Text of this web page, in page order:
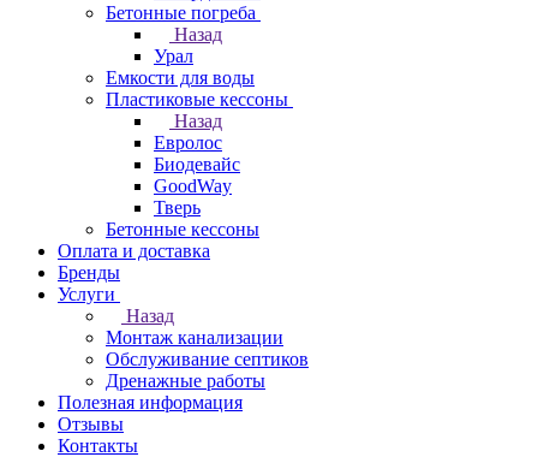
Бетонные погреба
Назад
Урал
Емкости для воды
Пластиковые кессоны
Назад
Евролос
Биодевайс
GoodWay
Тверь
Бетонные кессоны
Оплата и доставка
Бренды
Услуги
Назад
Монтаж канализации
Обслуживание септиков
Дренажные работы
Полезная информация
Отзывы
Контакты